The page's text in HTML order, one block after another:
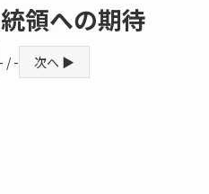
領への期待
- / - 次へ ▶